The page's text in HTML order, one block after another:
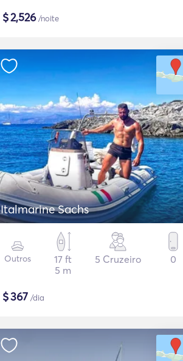
$2,526/noite
Italmarine Sachs
Outros
17 ft
5 m
5 Cruzeiro 0
$367 /dia